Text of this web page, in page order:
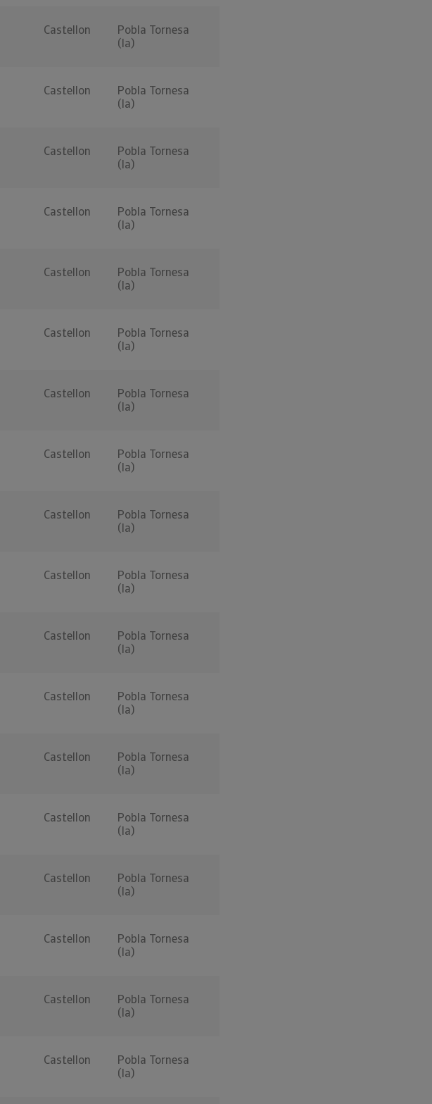
Castellon
Pobla Tornesa
(la)
Castellon
Pobla Tornesa
(la)
Castellon
Pobla Tornesa
(la)
Castellon
Pobla Tornesa
(la)
Castellon
Pobla Tornesa
(la)
Castellon
Pobla Tornesa
(la)
Castellon
Pobla Tornesa
(la)
Castellon
Pobla Tornesa
(la)
Castellon
Pobla Tornesa
(la)
Castellon
Pobla Tornesa
(la)
Castellon
Pobla Tornesa
(la)
Castellon
Pobla Tornesa
(la)
Castellon
Pobla Tornesa
(la)
Castellon
Pobla Tornesa
(la)
Castellon
Pobla Tornesa
(la)
Castellon
Pobla Tornesa
(la)
Castellon
Pobla Tornesa
(la)
Castellon
Pobla Tornesa
(la)